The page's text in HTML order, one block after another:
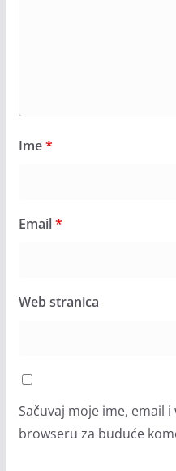
Ime*
Email*
Web stranica
Sačuvaj moje ime, email
browseru za buduće